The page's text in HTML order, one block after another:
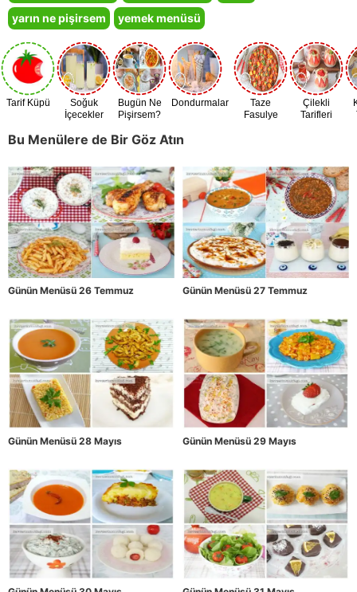
yarın ne pişirsem
yemek menüsü
Tarif Küpü
Soğuk
İçecekler
Bugün Ne
Pişirsem?
Dondurmalar
Taze
Fasulye
Çilekli
Tarifleri
Bu Menülere de Bir Göz Atın
Günün Menüsü 26 Temmuz Günün Menüsü 27 Temmuz
Günün Menüsü 28 Mayıs Günün Menüsü 29 Mayıs